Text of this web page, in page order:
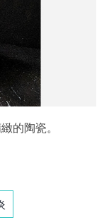
的陶瓷。